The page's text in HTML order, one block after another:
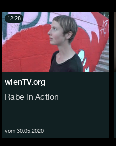
wienTV.org
Rabe in Action
vom 30.05.2020
12:28